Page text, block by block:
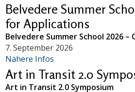
Belvedere Summer
for Applications
Belvedere Summer School 2026 –
7. September 2026
Nähere Infos
Art in Transit 2.0
Art in Transit 2.0 Symposium